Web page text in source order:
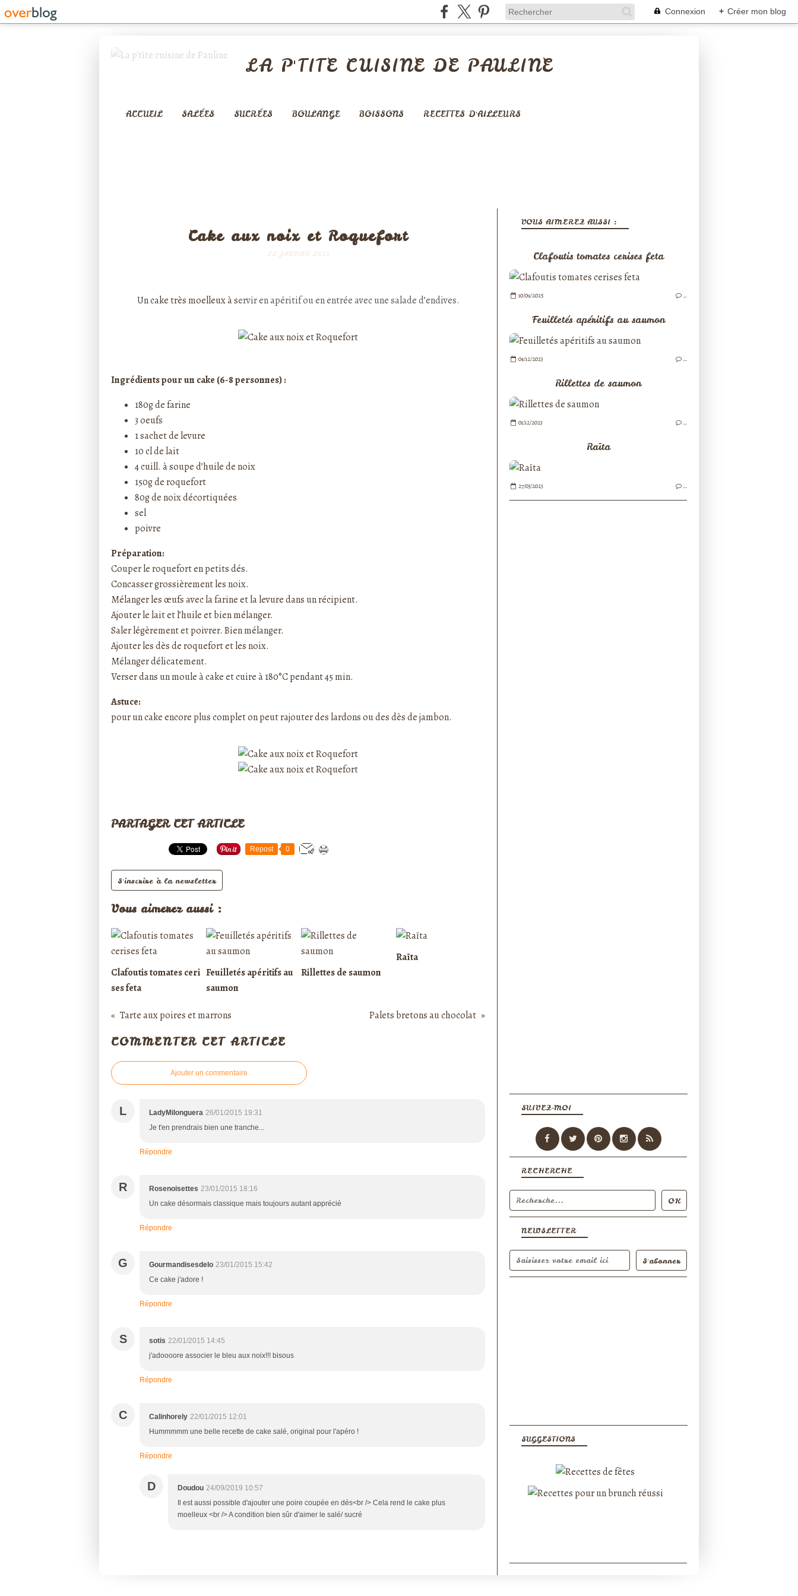
Connexion + Créer mon blog
LA P'TITE CUISINE DE PAULINE
ACCUEIL SALÉES SUCRÉES BOULANGE BOISSONS RECETTES D'AILLEURS
Cake aux noix et Roquefort
22 JANVIER 2015
Un cake très moelleux à servir en apéritif ou en entrée avec une salade d’endives.
Ingrédients pour un cake (6-8 personnes) :
180g de farine
3 oeufs
1 sachet de levure
10 cl de lait
4 cuill. à soupe d’huile de noix
150g de roquefort
80g de noix décortiquées
sel
poivre
Préparation:
Couper le roquefort en petits dés.
Concasser grossièrement les noix.
Mélanger les œufs avec la farine et la levure dans un récipient.
Ajouter le lait et l’huile et bien mélanger.
Saler légèrement et poivrer. Bien mélanger.
Ajouter les dès de roquefort et les noix.
Mélanger délicatement.
Verser dans un moule à cake et cuire à 180°C pendant 45 min.
Astuce:
pour un cake encore plus complet on peut rajouter des lardons ou des dès de jambon.
PARTAGER CET ARTICLE
Repost 0
S'inscrire à la newsletter
Vous aimerez aussi :
Clafoutis tomates ceri
ses feta
Feuilletés apéritifs au
saumon
Rillettes de saumon
Raïta
Tarte aux poires et marrons Palets bretons au chocolat
COMMENTER CET ARTICLE
Ajouter un commentaire
L LadyMilonguera 26/01/2015 19:31
Je t'en prendrais bien une tranche...
Répondre
R Rosenoisettes 23/01/2015 18:16
Un cake désormais classique mais toujours autant apprécié
Répondre
G Gourmandisesdelo 23/01/2015 15:42
Ce cake j'adore !
Répondre
S sotis 22/01/2015 14:45
j'adoooore associer le bleu aux noix!!! bisous
Répondre
C Calinhorely 22/01/2015 12:01
Hummmmm une belle recette de cake salé, original pour l'apéro !
Répondre
D Doudou 24/09/2019 10:57
Il est aussi possible d'ajouter une poire coupée en dés<br /> Cela rend le cake plus
moelleux <br /> A condition bien sûr d'aimer le salé/ sucré
NEWSLETTER
SUIVEZ-MOI
RECHERCHE
VOUS AIMEREZ AUSSI :
Clafoutis tomates cerises feta
10/09/2025 …
Feuilletés apéritifs au saumon
04/12/2023 …
Rillettes de saumon
01/12/2023 …
Raïta
27/03/2023 …
SUGGESTIONS